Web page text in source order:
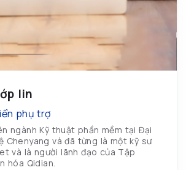
lin
phụ trợ
ngành Kỹ thuật phần mềm tại Đại
Chenyang và đã từng là một kỹ sư
và là người lãnh đạo của Tập
hóa Qidian.